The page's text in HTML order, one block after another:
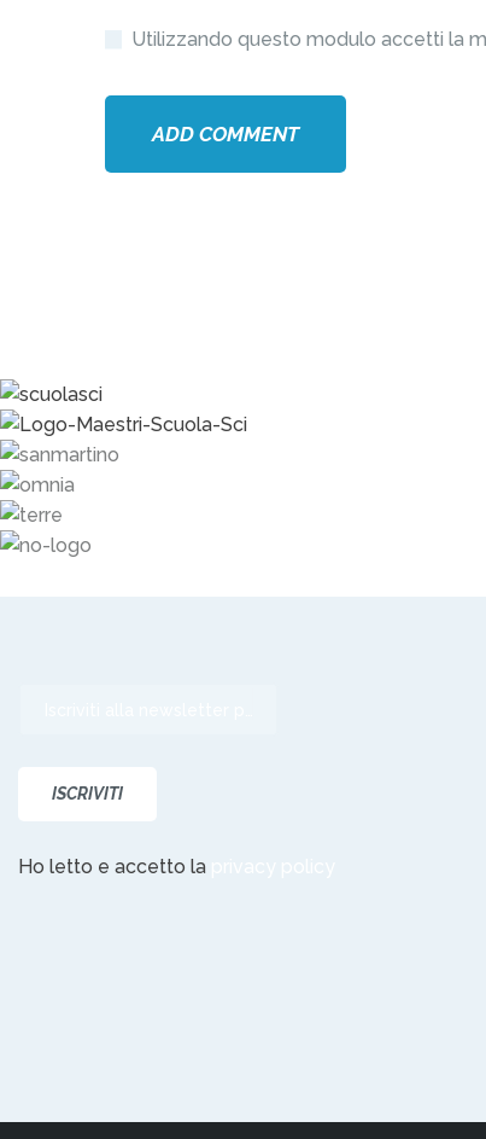
Utilizzando questo modulo accetti la
Ho letto e accetto la